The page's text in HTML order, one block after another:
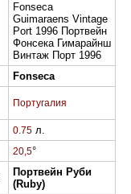
Fonseca
Guimaraens Vintage
Port 1996 Портвейн
Фонсека Гимарайнш
Винтаж Порт 1996
Fonseca
Португалия
0.75 л.
20,5°
Портвейн Руби
(Ruby)